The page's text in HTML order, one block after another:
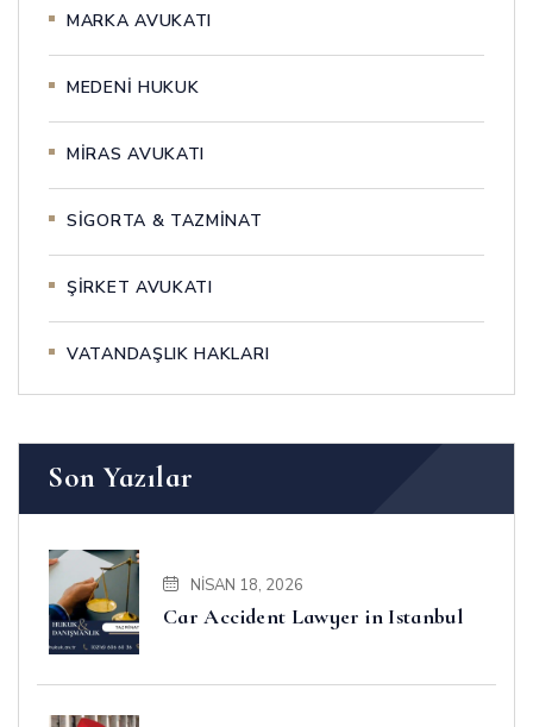
MARKA AVUKATI
MEDENİ HUKUK
MİRAS AVUKATI
SİGORTA & TAZMİNAT
ŞİRKET AVUKATI
VATANDAŞLIK HAKLARI
Son Yazılar
NISAN 18, 2026
Car Accident Lawyer in Istanbul